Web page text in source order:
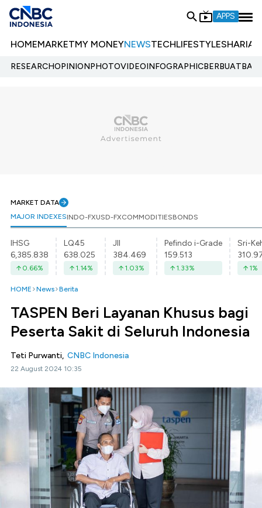
APPS
HOMEMARKETMY MONEYNEWSTECHLIFESTYLESHARIA
RESEARCHOPINIONPHOTOVIDEOINFOGRAPHIC
MARKET DATA
MAJOR INDEXESINDO-FXUSD-FXCOMMODITIESBONDS
IHSG
6,385.838
0.66%
LQ45
638.025
1.14%
JII
384.469
1.03%
Pefindo i-Grade
159.513
1.33%
Sri-
1%
HOME News Berita
TASPEN Beri Layanan Khusus bagi
Peserta Sakit di Seluruh Indonesia
Teti Purwanti, CNBC Indonesia
22 August 2024 10:35